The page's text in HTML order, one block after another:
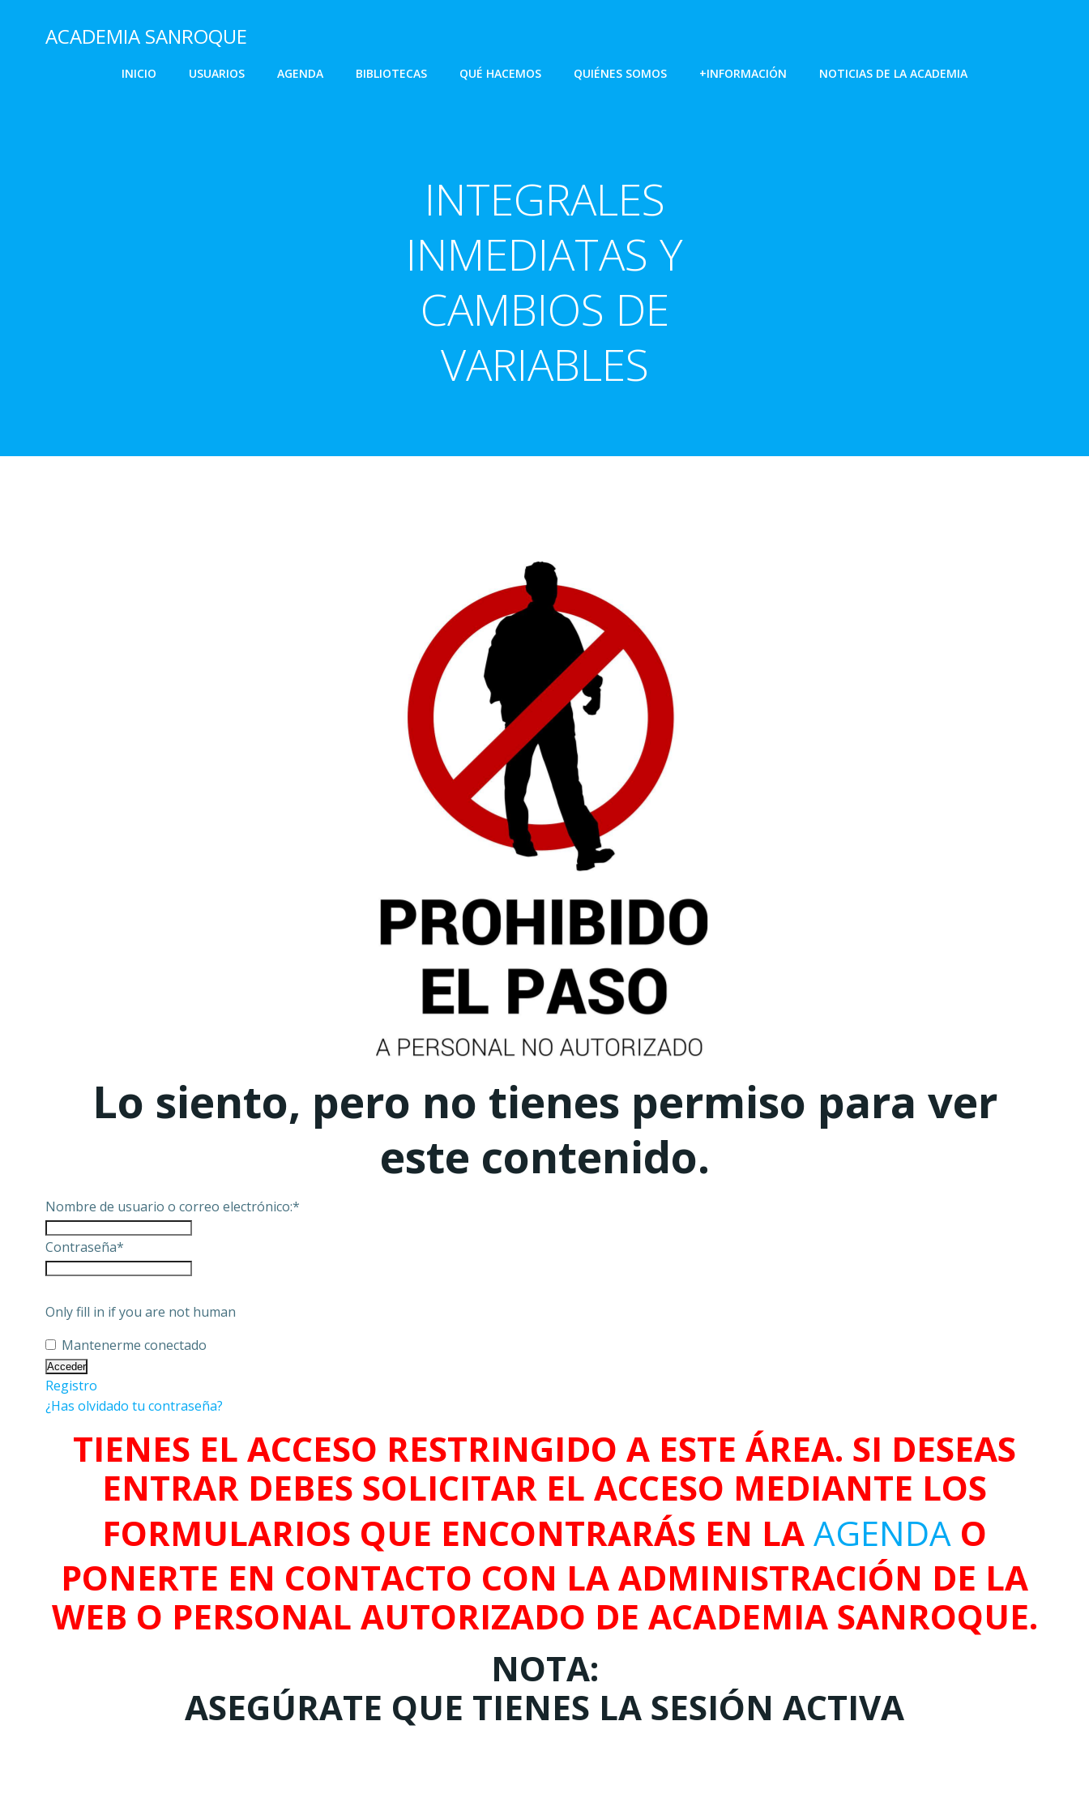
contenidoACADEMIA SANROQUE
INICIO USUARIOS AGENDA BIBLIOTECAS QUÉ HACEMOS QUIÉNES SOMOS +INFORMACIÓN NOTICIAS DE LA ACADEMIA
INTEGRALES
INMEDIATAS Y
CAMBIOS DE
VARIABLES
Lo siento, pero no tienes permiso para ver
este contenido.
Nombre de usuario o correo electrónico:*
Contraseña*
Only fill in if you are not human
Mantenerme conectado
Registro
¿Has olvidado tu contraseña?
TIENES EL ACCESO RESTRINGIDO A ESTE ÁREA. SI DESEAS
ENTRAR DEBES SOLICITAR EL ACCESO MEDIANTE LOS
FORMULARIOS QUE ENCONTRARÁS EN LAAGENDA O
PONERTE EN CONTACTO CON LA ADMINISTRACIÓN DE LA
WEB O PERSONAL AUTORIZADO DE ACADEMIA SANROQUE.
NOTA:
ASEGÚRATE QUE TIENES LA SESIÓN ACTIVA